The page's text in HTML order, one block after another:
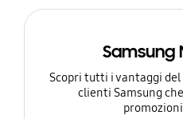
Samsung
Scopri tutti i vantaggi
clienti Samsung